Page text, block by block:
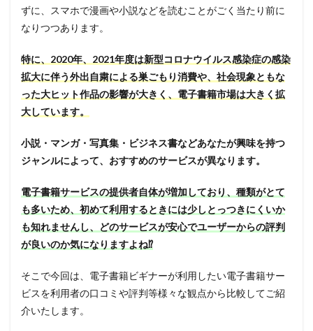
ずに、スマホで漫画や小説などを読むことがごく当たり前に
なりつつあります。
特に、2020年、2021年度は新型コロナウイルス感染症の感染
拡大に伴う外出自粛による巣ごもり消費や、社会現象ともな
った大ヒット作品の影響が大きく、電子書籍市場は大きく拡
大しています。
小説・マンガ・写真集・ビジネス書などあなたが興味を持つ
ジャンルによって、おすすめのサービスが異なります。
電子書籍サービスの提供者自体が増加しており、種類がとて
も多いため、初めて利用するときには少しとっつきにくいか
も知れませんし、どのサービスが安心でユーザーからの評判
が良いのか気になりますよね⁉
そこで今回は、電子書籍ビギナーが利用したい電子書籍サー
ビスを利用者の口コミや評判等様々な観点から比較してご紹
介いたします。